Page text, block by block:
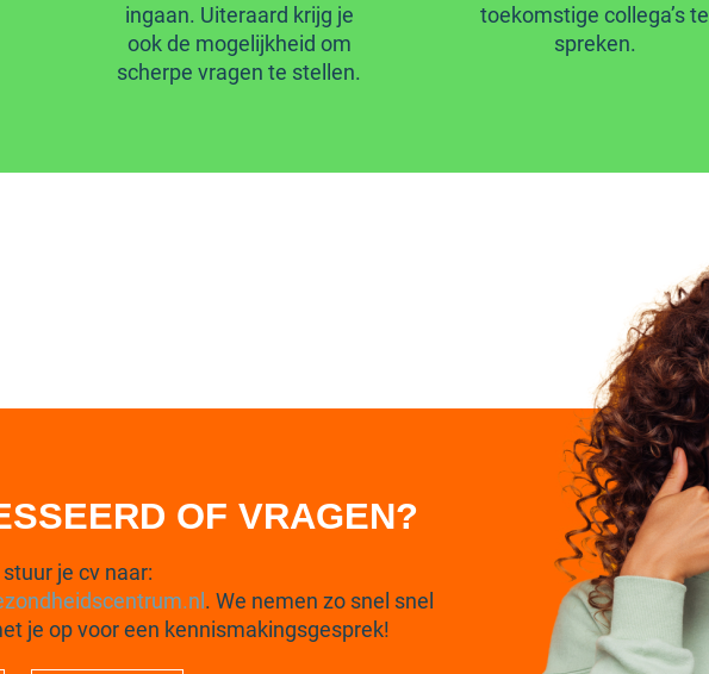
ingaan. Uiteraard krijg je
ook de mogelijkheid om
scherpe vragen te stellen.
toekomstige collega’s te
spreken.
OF VRAGEN?
je cv naar:
. We nemen zo snel snel
je op voor een kennismakingsgesprek!